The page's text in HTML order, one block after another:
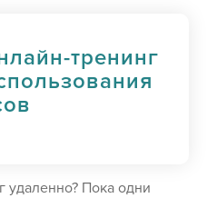
тренинг
удаленно? Пока одни